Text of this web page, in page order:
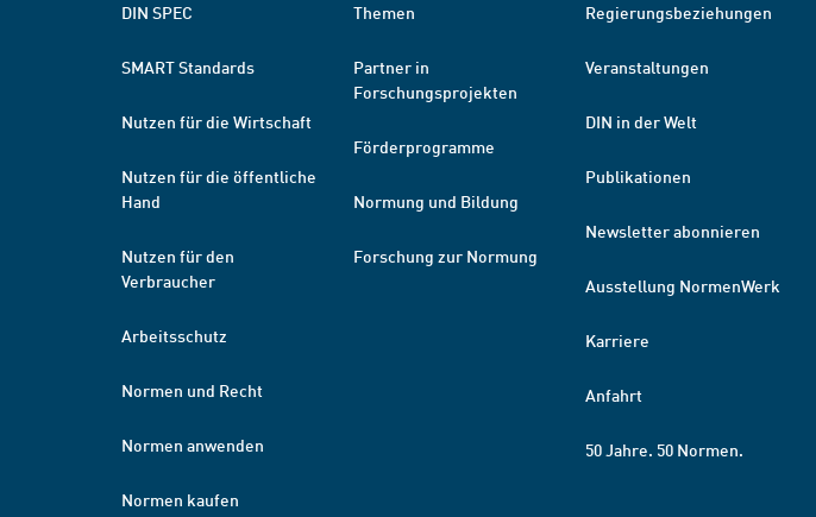
DIN SPEC
SMART Standards
Nutzen für die Wirtschaft
Nutzen für die öffentliche
Hand
Nutzen für den
Verbraucher
Arbeitsschutz
Normen und Recht
Normen anwenden
Normen kaufen
Themen
Partner in
Forschungsprojekten
Förderprogramme
Normung und Bildung
Forschung zur Normung
Regierungsbeziehungen
Veranstaltungen
DIN in der Welt
Publikationen
Newsletter abonnieren
Ausstellung NormenWerk
Karriere
Anfahrt
50 Jahre. 50 Normen.